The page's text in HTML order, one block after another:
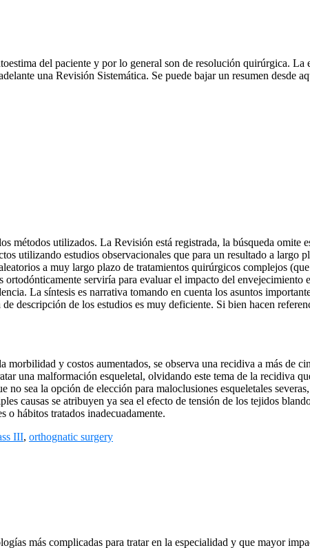
del paciente y por lo general son de resolución quirúrgica. La
una Revisión Sistemática. Se puede bajar un resumen desde
métodos utilizados. La Revisión está registrada, la búsqueda omite
utilizando estudios observacionales que para un resultado a largo
a muy largo plazo de tratamientos quirúrgicos complejos
serviría para evaluar el impacto del envejecimiento
La síntesis es narrativa tomando en cuenta los asuntos
descripción de los estudios es muy deficiente. Si bien hacen
morbilidad y costos aumentados, se observa una recidiva a más de
una malformación esqueletal, olvidando este tema de la recidiva
sea la opción de elección para maloclusiones esqueletales
causas se atribuyen ya sea el efecto de tensión de los tejidos
o hábitos tratados inadecuadamente.
III, orthognatic surgery
más complicadas para tratar en la especialidad y que mayor